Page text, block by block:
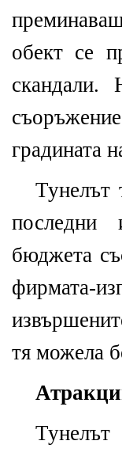
обект се
градината
Тунелът
последни
бюджета
фирмата-
тя можела